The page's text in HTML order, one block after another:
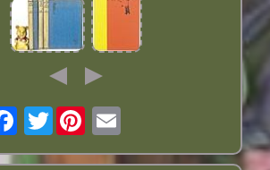
Twitter